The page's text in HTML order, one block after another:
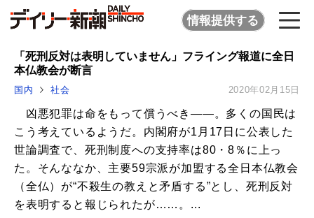
情報提供する
「死刑反対は表明していません」フライング報道に全日
本仏教会が断言
国内 社会 2020年02月15日
凶悪犯罪は命をもって償うべき――。多くの国民は
こう考えているようだ。内閣府が1月17日に公表した
世論調査で、死刑制度への支持率は80・8％に上っ
た。そんななか、主要59宗派が加盟する全日本仏教会
（全仏）が“不殺生の教えと矛盾する”とし、死刑反対
を表明すると報じられたが……。...